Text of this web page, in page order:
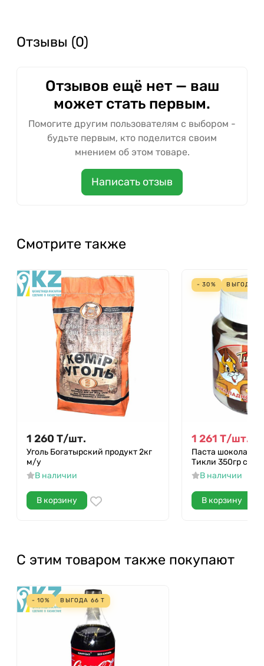
Отзывы (0)
Отзывов ещё нет — ваш
может стать первым.
Помогите другим пользователям с выбором -
будьте первым, кто поделится своим
мнением об этом товаре.
Написать отзыв
Смотрите также
1 260 Т/шт.
Уголь Богатырский продукт 2кг
м/у
В наличии
В корзину
- 30% ВЫГОДА
1 261 Т/шт.
Паста
Тикли 350гр ст/б
В наличии
В корзину
С этим товаром также покупают
- 10% ВЫГОДА 66 Т